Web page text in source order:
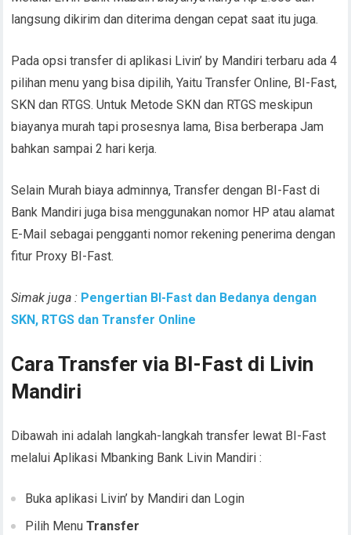
langsung dikirim dan diterima dengan cepat saat itu juga.
Pada opsi transfer di aplikasi Livin’ by Mandiri terbaru ada 4
pilihan menu yang bisa dipilih, Yaitu Transfer Online, BI-Fast,
SKN dan RTGS. Untuk Metode SKN dan RTGS meskipun
biayanya murah tapi prosesnya lama, Bisa berberapa Jam
bahkan sampai 2 hari kerja.
Selain Murah biaya adminnya, Transfer dengan BI-Fast di
Bank Mandiri juga bisa menggunakan nomor HP atau alamat
E-Mail sebagai pengganti nomor rekening penerima dengan
fitur Proxy BI-Fast.
Simak juga : Pengertian BI-Fast dan Bedanya dengan
SKN, RTGS dan Transfer Online
Cara Transfer via BI-Fast di Livin
Mandiri
Dibawah ini adalah langkah-langkah transfer lewat BI-Fast
melalui Aplikasi Mbanking Bank Livin Mandiri :
Buka aplikasi Livin’ by Mandiri dan Login
Pilih MenuTransfer